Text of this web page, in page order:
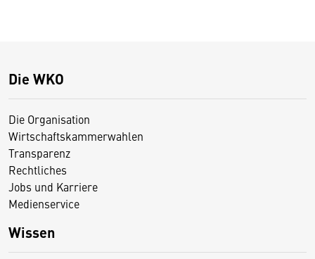
Die WKO
Die Organisation
Wirtschaftskammerwahlen
Transparenz
Rechtliches
Jobs und Karriere
Medienservice
Wissen